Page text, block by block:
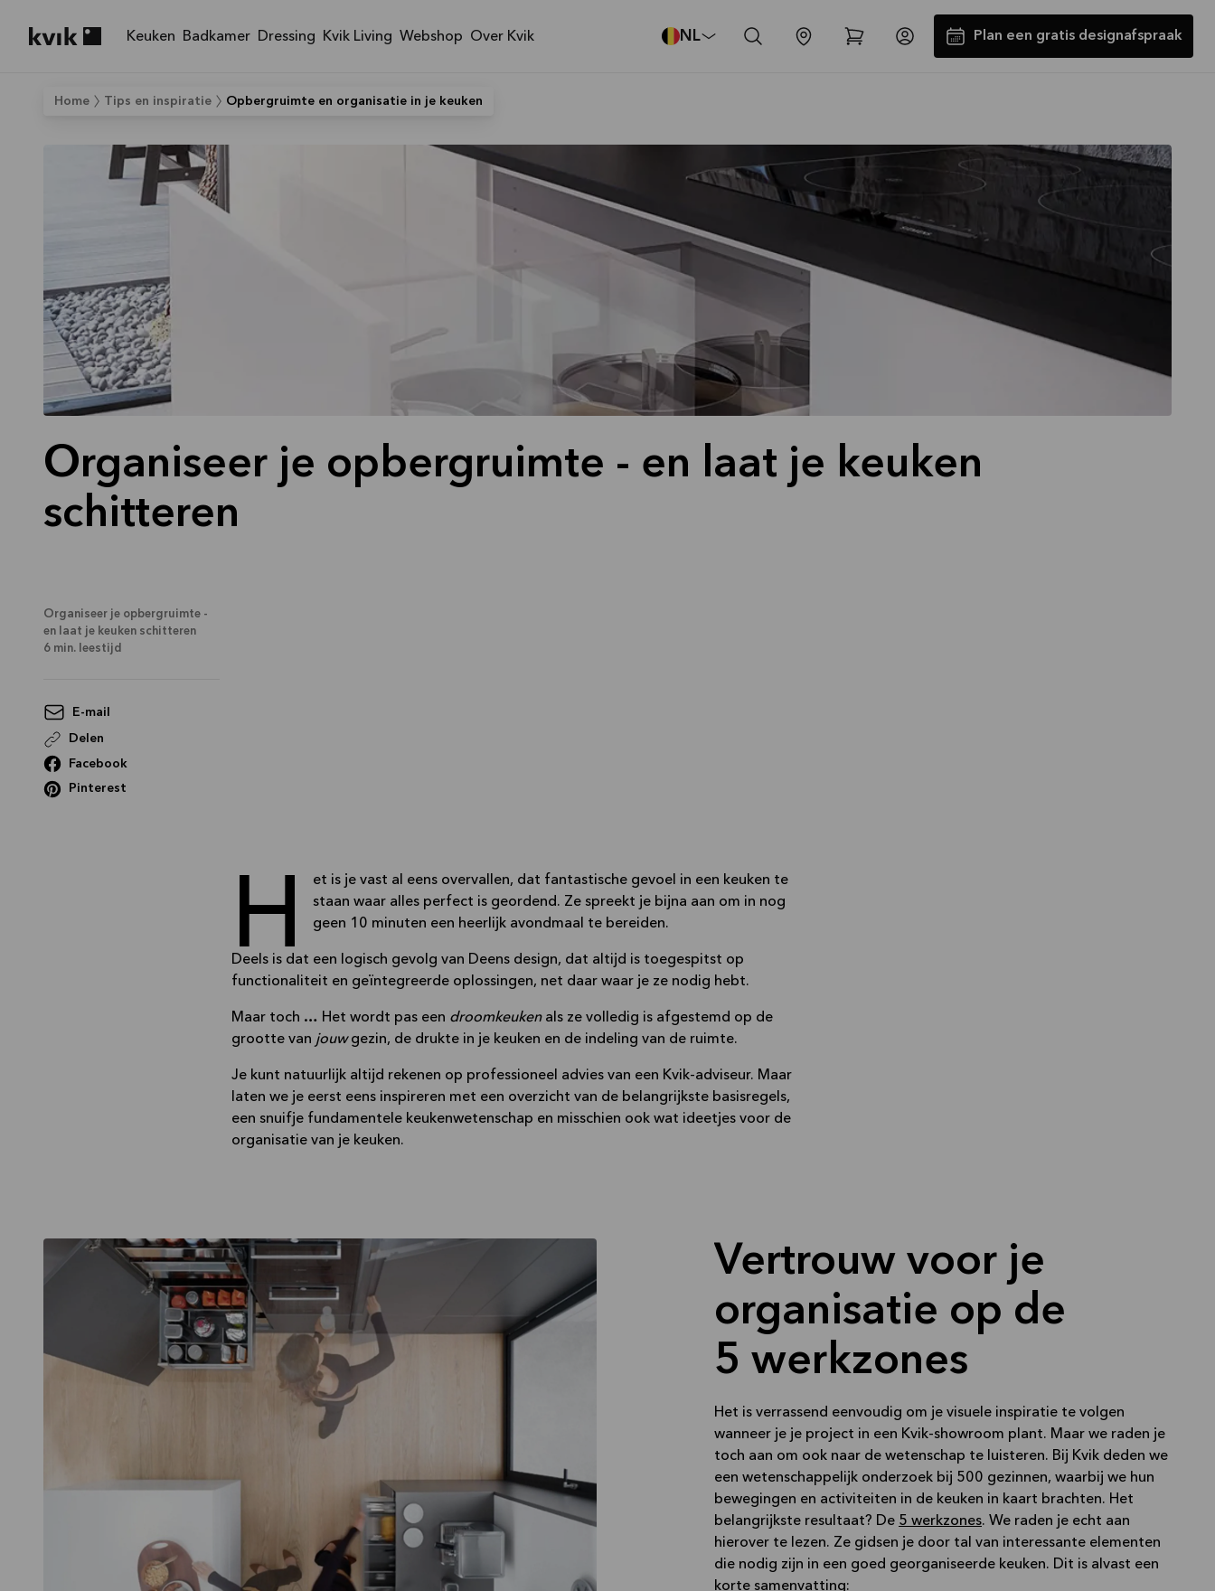
Keuken Badkamer Dressing Kvik Living Webshop Over Kvik NL Plan een gratis designafspraak
Tot €5000,- GRATIS toestellen*
Home Tips en inspiratie Opbergruimte en organisatie in je keuken
Organiseer je opbergruimte - en laat je keuken
schitteren
Organiseer je opbergruimte -
en laat je keuken schitteren
6 min. leestijd
E-mail
Delen
Facebook
Pinterest
Het is je vast al eens overvallen, dat fantastische gevoel in een keuken te
staan waar alles perfect is geordend. Ze spreekt je bijna aan om in nog
geen 10 minuten een heerlijk avondmaal te bereiden.
Deels is dat een logisch gevolg van Deens design, dat altijd is toegespitst op
functionaliteit en geïntegreerde oplossingen, net daar waar je ze nodig hebt.
Maar toch … Het wordt pas een droomkeukenals ze volledig is afgestemd op de
grootte van jouwgezin, de drukte in je keuken en de indeling van de ruimte.
Je kunt natuurlijk altijd rekenen op professioneel advies van een Kvik-adviseur. Maar
laten we je eerst eens inspireren met een overzicht van de belangrijkste basisregels,
een snuifje fundamentele keukenwetenschap en misschien ook wat ideetjes voor de
organisatie van je keuken.
Vertrouw voor je
organisatie op de
5 werkzones
Het is verrassend eenvoudig om je visuele inspiratie te volgen
wanneer je je project in een Kvik-showroom plant. Maar we raden je
toch aan om ook naar de wetenschap te luisteren. Bij Kvik deden we
een wetenschappelijk onderzoek bij 500 gezinnen, waarbij we hun
bewegingen en activiteiten in de keuken in kaart brachten. Het
belangrijkste resultaat? De 5 werkzones. We raden je echt aan
hierover te lezen. Ze gidsen je door tal van interessante elementen
die nodig zijn in een goed georganiseerde keuken. Dit is alvast een
korte samenvatting: